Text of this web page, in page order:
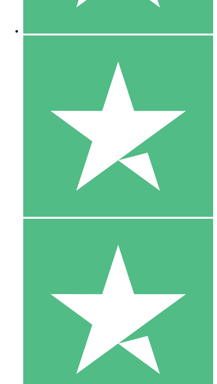
10 Téléchargements
20 00